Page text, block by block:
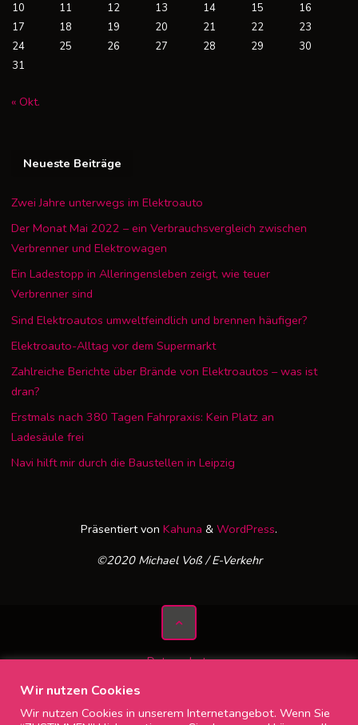
10
11 12 13 14 15
16
17
18 19 20 21 22
23
24
25 26 27 28 29
30
31
« Okt.
Neueste Beiträge
Zwei Jahre unterwegs im Elektroauto
Der Monat Mai 2022 – ein Verbrauchsvergleich zwischen
Verbrenner und Elektrowagen
Ein Ladestopp in Alleringensleben zeigt, wie teuer
Verbrenner sind
Sind Elektroautos umweltfeindlich und brennen häufiger?
Elektroauto-Alltag vor dem Supermarkt
Zahlreiche Berichte über Brände von Elektroautos – was ist
dran?
Erstmals nach 380 Tagen Fahrpraxis: Kein Platz an
Ladesäule frei
Navi hilft mir durch die Baustellen in Leipzig
Präsentiert von Kahuna & WordPress.
©2020 Michael Voß / E-Verkehr
Datenschutz
Wir nutzen Cookies
Wir nutzen Cookies in unserem Internetangebot. Wenn Sie